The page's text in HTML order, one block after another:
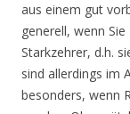
aus einem gut
generell, wenn
Starkzehrer, d.h.
sind allerdings im
besonders, wenn